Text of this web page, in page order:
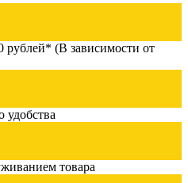
рублей* (В зависимости от
удобства
товара